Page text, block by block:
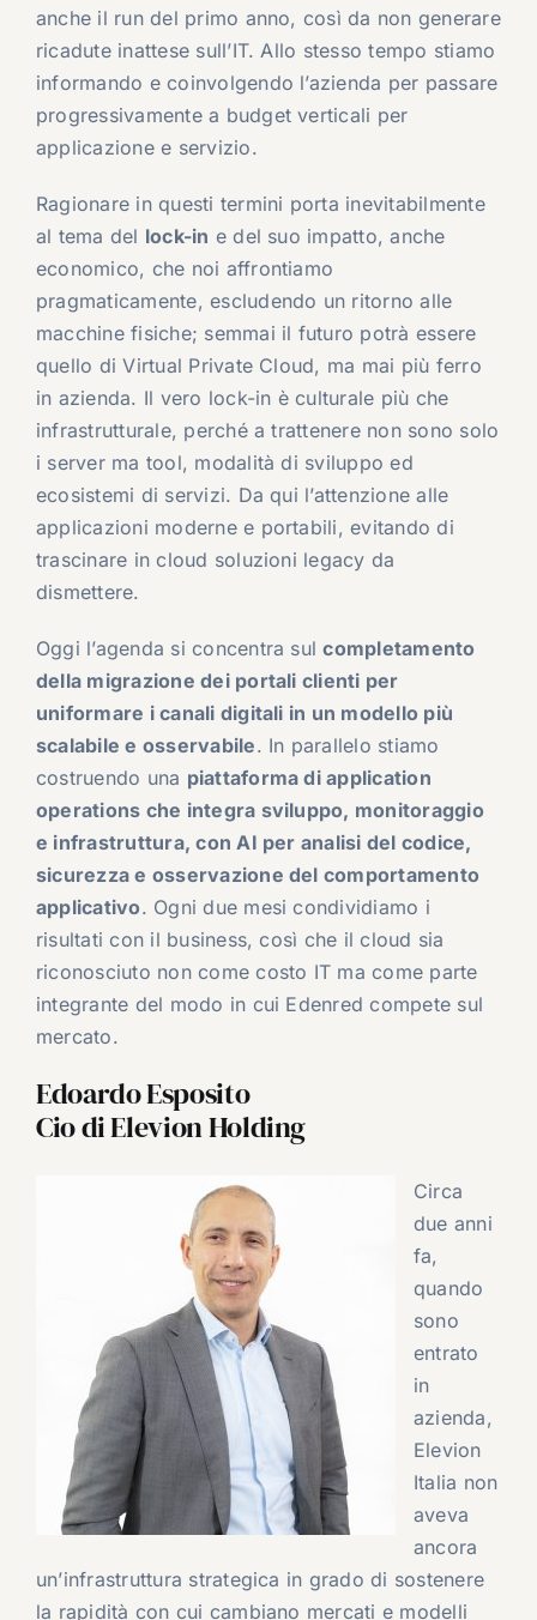
anche il run del primo anno, così da non generare
ricadute inattese sull’IT. Allo stesso tempo stiamo
informando e coinvolgendo l’azienda per passare
progressivamente a budget verticali per
applicazione e servizio.
Ragionare in questi termini porta inevitabilmente
al tema del lock-in e del suo impatto, anche
economico, che noi affrontiamo
pragmaticamente, escludendo un ritorno alle
macchine fisiche; semmai il futuro potrà essere
quello di Virtual Private Cloud, ma mai più ferro
in azienda. Il vero lock-in è culturale più che
infrastrutturale, perché a trattenere non sono solo
i server ma tool, modalità di sviluppo ed
ecosistemi di servizi. Da qui l’attenzione alle
applicazioni moderne e portabili, evitando di
trascinare in cloud soluzioni legacy da
dismettere.
Oggi l’agenda si concentra sulcompletamento
della migrazione dei portali clienti per
uniformare i canali digitali in un modello più
scalabile e osservabile. In parallelo stiamo
costruendo una piattaforma di application
operations che integra sviluppo, monitoraggio
e infrastruttura, con AI per analisi del codice,
sicurezza e osservazione del comportamento
applicativo. Ogni due mesi condividiamo i
risultati con il business, così che il cloud sia
riconosciuto non come costo IT ma come parte
integrante del modo in cui Edenred compete sul
mercato.
Edoardo Esposito
Cio di Elevion Holding
Circa
due anni
fa,
quando
sono
entrato
in
azienda,
Elevion
Italia non
aveva
ancora
un’infrastruttura strategica in grado di sostenere
la rapidità con cui cambiano mercati e modelli